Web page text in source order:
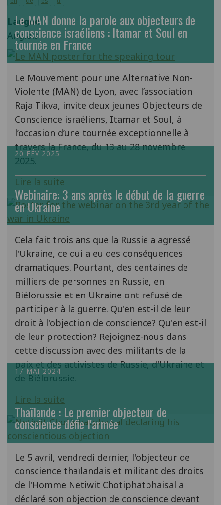
Langue
Anglais
Le MAN donne la parole aux objecteurs de
conscience israéliens : Itamar et Soul en
tournée en France
Le Mouvement pour une Alternative Non-
Violente (MAN) de Lyon, avec l’association
Raja Tikva, invite deux jeunes Objecteurs de
Conscience israéliens, Itamar et Soul, à
l’occasion d’une tournée exceptionnelle à
travers la France, du 13 au 28 novembre
2025.
Lire la suite
20 FÉV 2025
Webinaire: 3 ans après le début de la guerre
en Ukraine
Cela fait trois ans que la Russie a agressé
l'Ukraine, ce qui a eu des conséquences
dramatiques. Pourtant, des centaines de
milliers de personnes en Russie, en
Biélorussie et en Ukraine ont refusé de
participer à la guerre. Qu'en est-il de leur
droit à l'objection de conscience? Qu'en est-il
de leur protection? Rejoignez-nous dans
cette discussion avec des militants de la
paix et des activistes de Russie, d'Ukraine et
de Biélorussie.
Lire la suite
17 MAI 2024
Thaïlande : Le premier objecteur de
conscience défie l'armée
Le 5 avril, vendredi dernier, l'objecteur de
conscience thaïlandais et militant des droits
de l'Homme Netiwit Chotiphatphaisal a
déclaré son objection de conscience devant